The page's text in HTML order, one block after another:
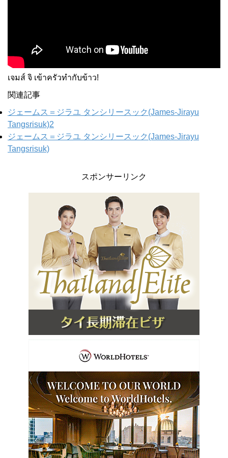
เจมส์ จิ เข้าครัวทำกับข้าว!
関連記事
ジェームス＝ジラユ タンシリースック(James-Jirayu
Tangsrisuk)2
ジェームス＝ジラユ タンシリースック(James-Jirayu
Tangsrisuk)
スポンサーリンク